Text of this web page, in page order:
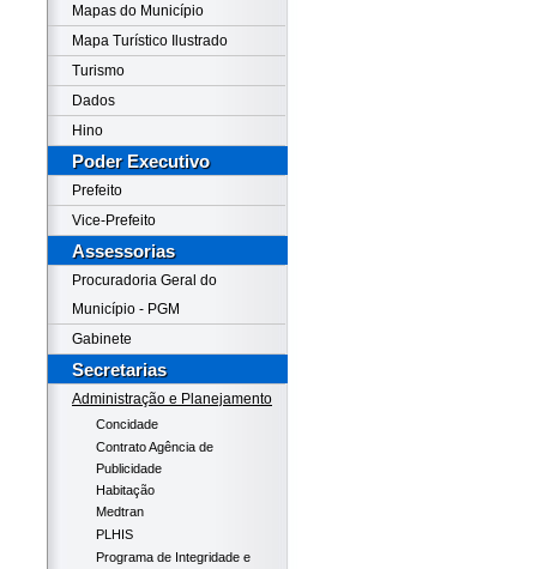
Mapas do Município
Mapa Turístico Ilustrado
Turismo
Dados
Hino
Poder Executivo
Prefeito
Vice-Prefeito
Assessorias
Procuradoria Geral do
Município - PGM
Gabinete
Secretarias
Administração e Planejamento
Concidade
Contrato Agência de
Publicidade
Habitação
Medtran
PLHIS
Programa de Integridade e